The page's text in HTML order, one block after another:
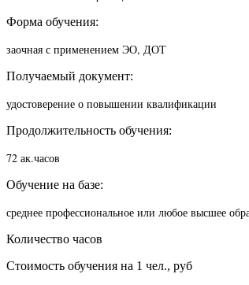
Форма обучения:
заочная с применением ЭО, ДОТ
Получаемый документ:
удостоверение о повышении квалификации
Продолжительность обучения:
72 ак.часов
Обучение на базе:
среднее профессиональное или любое высшее
Количество часов
Стоимость обучения на 1 чел., руб